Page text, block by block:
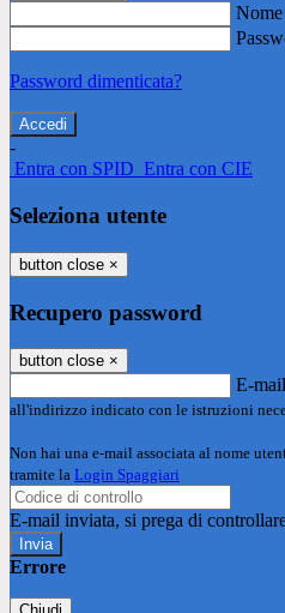
Password dimenticata?
-
Entra con SPID Entra con CIE
Seleziona utente
button close ×
Recupero password
button close ×
E-mail
all'indirizzo indicato con le istruzioni
Non hai una e-mail associata al nome
tramite la Login Spaggiari
E-mail inviata, si prega di
Errore